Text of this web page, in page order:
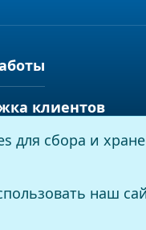
клиентов
для сбора и
наш